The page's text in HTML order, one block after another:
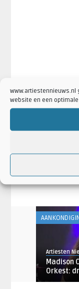
www.artiestennieuws.nl
website en een
Triggerfinger
Artiesten
Madison
Orkest: